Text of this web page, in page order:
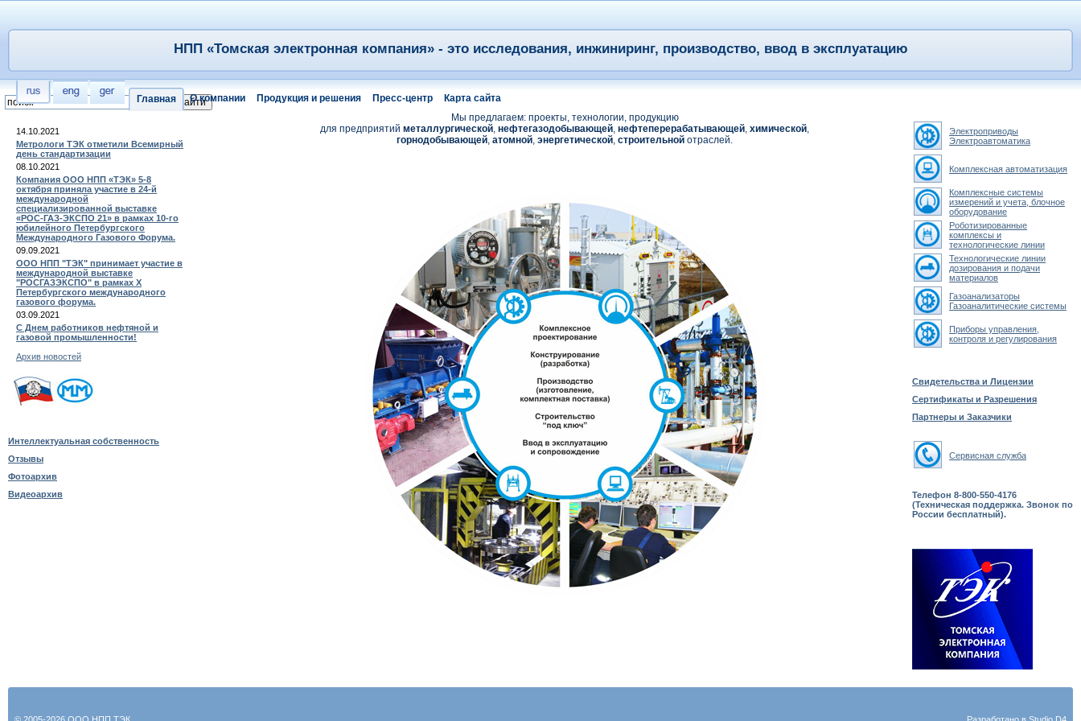
Главная О компании Продукция и решения Пресс-центр Карта сайта
НПП «Томская электронная компания» - это исследования, инжиниринг, производство, ввод в эксплуатацию
14.10.2021
Метрологи ТЭК отметили Всемирный
день стандартизации
08.10.2021
Компания ООО НПП «ТЭК» 5-8
октября приняла участие в 24-й
международной
специализированной выставке
«РОС-ГАЗ-ЭКСПО 21» в рамках 10-го
юбилейного Петербургского
Международного Газового Форума.
09.09.2021
ООО НПП "ТЭК" принимает участие в
международной выставке
"РОСГАЗЭКСПО" в рамках X
Петербургского международного
газового форума.
03.09.2021
С Днем работников нефтяной и
газовой промышленности!
Архив новостей
Интеллектуальная собственность
Отзывы
Фотоархив
Видеоархив
Мы предлагаем: проекты, технологии, продукцию
для предприятий металлургической, нефтегазодобывающей, нефтеперерабатывающей, химической,
горнодобывающей, атомной, энергетической, строительной отраслей.
Электроприводы
Электроавтоматика
Комплексная автоматизация
Комплексные системы
измерений и учета, блочное
оборудование
Роботизированные
комплексы и
технологические линии
Технологические линии
дозирования и подачи
материалов
Газоанализаторы
Газоаналитические системы
Приборы управления,
контроля и регулирования
Свидетельства и Лицензии
Сертификаты и Разрешения
Партнеры и Заказчики
Сервисная служба
Телефон 8-800-550-4176
(Техническая поддержка. Звонок по
России бесплатный).